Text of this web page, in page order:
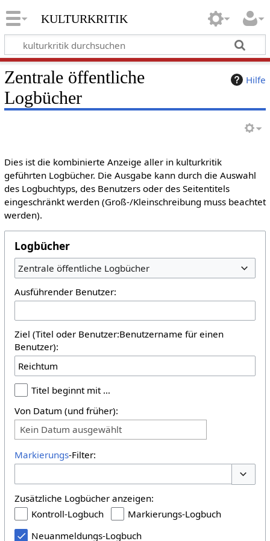
kulturkritik
Hilfe
Zentrale öffentliche
Logbücher
Dies ist die kombinierte Anzeige aller in kulturkritik
geführten Logbücher. Die Ausgabe kann durch die Auswahl
des Logbuchtyps, des Benutzers oder des Seitentitels
eingeschränkt werden (Groß-/Kleinschreibung muss beachtet
werden).
Logbücher
Zentrale öffentliche Logbücher
Ausführender Benutzer:
Ziel (Titel oder Benutzer:Benutzername für einen
Benutzer):
Titel beginnt mit …
Von Datum (und früher):
Kein Datum ausgewählt
Markierungs-Filter:
Zusätzliche Logbücher anzeigen:
Kontroll-Logbuch
Markierungs-Logbuch
Neuanmeldungs-Logbuch